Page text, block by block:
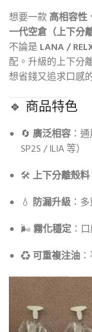
想要一款高相容性
一代空倉（上下分
不論是LANA /
配。升級的上下分
想省錢又追求口感
🔹 商品特色
🔄 廣泛相容 ：
SP2S / ILIA 等）
🛠上下分離殼料
💧 防漏升級 ：
🌬霧化穩定 ：
♻可重複注油